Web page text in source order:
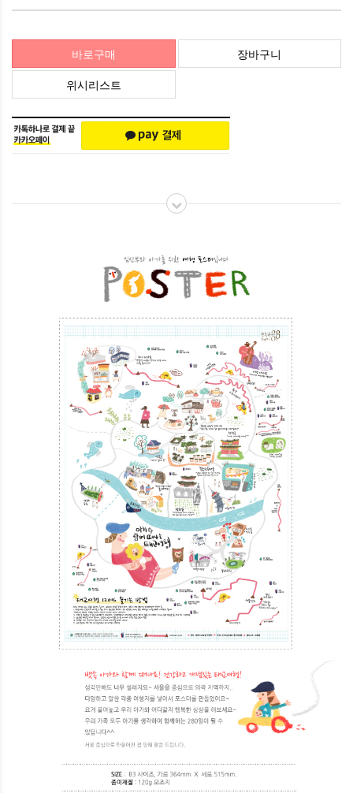
바로구매
장바구니
위시리스트